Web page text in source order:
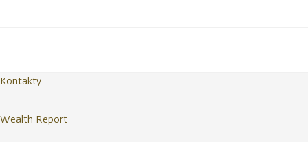
Kontakty
Wealth Report